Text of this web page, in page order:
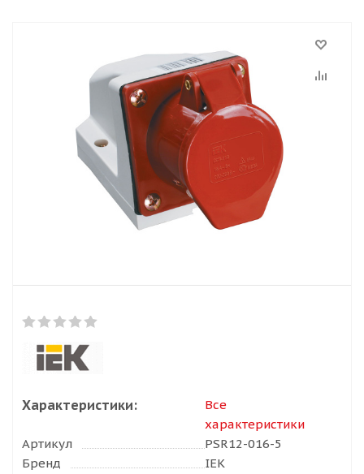
Характеристики:
Все
характеристики
Артикул
PSR12-016-5
Бренд
IEK